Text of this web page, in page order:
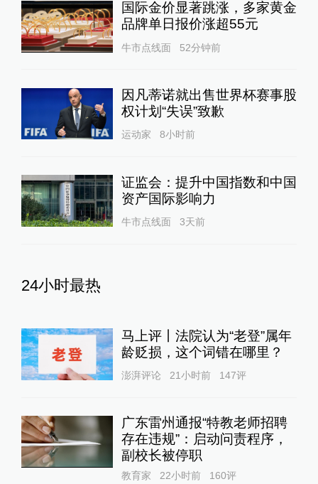
国际金价显著跳涨，多家黄金
品牌单日报价涨超55元
牛市点线面 52分钟前
因凡蒂诺就出售世界杯赛事股
权计划“失误”致歉
运动家 8小时前
证监会：提升中国指数和中国
资产国际影响力
牛市点线面 3天前
24小时最热
马上评丨法院认为“老登”属年
龄贬损，这个词错在哪里？
澎湃评论 21小时前 147评
广东雷州通报“特教老师招聘
存在违规”：启动问责程序，
副校长被停职
教育家 22小时前 160评